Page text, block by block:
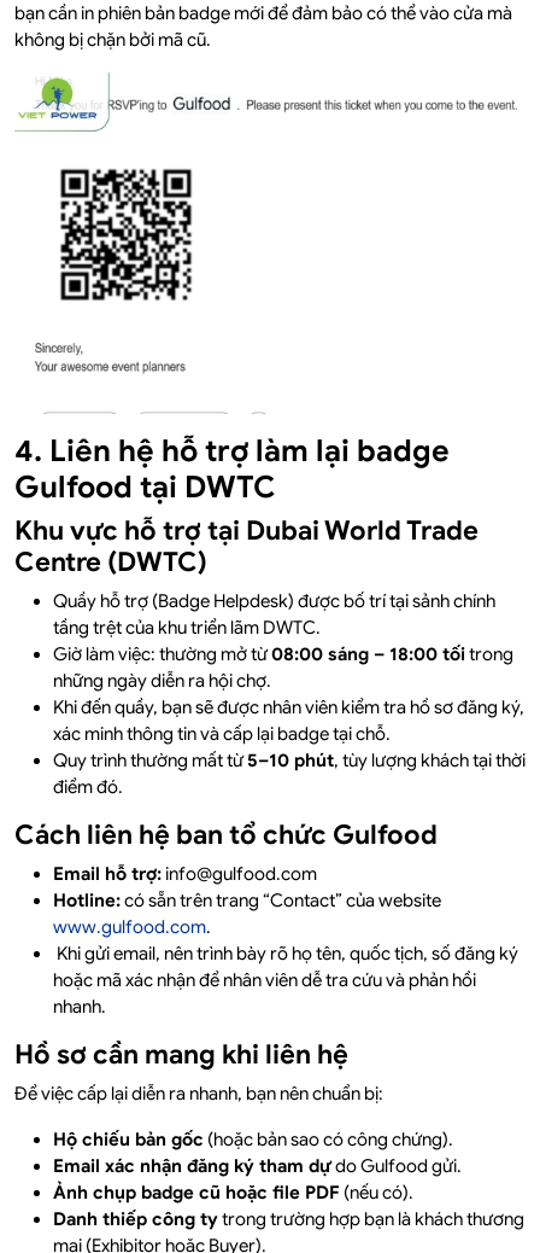
bạn cần in phiên bản badge mới để đảm bảo có thể vào cửa mà
không bị chặn bởi mã cũ.
4. Liên hệ hỗ trợ làm lại badge
Gulfood tại DWTC
Khu vực hỗ trợ tại Dubai World Trade
Centre (DWTC)
Quầy hỗ trợ (Badge Helpdesk) được bố trí tại sảnh chính
tầng trệt của khu triển lãm DWTC.
Giờ làm việc: thường mở từ08:00 sáng – 18:00 tốitrong
những ngày diễn ra hội chợ.
Khi đến quầy, bạn sẽ được nhân viên kiểm tra hồ sơ đăng ký,
xác minh thông tin và cấp lại badge tại chỗ.
Quy trình thường mất từ5–10 phút, tùy lượng khách tại thời
điểm đó.
Cách liên hệ ban tổ chức Gulfood
Email hỗ trợ: info@gulfood.com
Hotline:có sẵn trên trang “Contact” của website
www.gulfood.com.
Khi gửi email, nên trình bày rõ họ tên, quốc tịch, số đăng ký
hoặc mã xác nhận để nhân viên dễ tra cứu và phản hồi
nhanh.
Hồ sơ cần mang khi liên hệ
Để việc cấp lại diễn ra nhanh, bạn nên chuẩn bị:
Hộ chiếu bản gốc (hoặc bản sao có công chứng).
Email xác nhận đăng ký tham dựdo Gulfood gửi.
Ảnh chụp badge cũ hoặc file PDF (nếu có).
Danh thiếp công tytrong trường hợp bạn là khách thương
mại (Exhibitor hoặc Buyer).